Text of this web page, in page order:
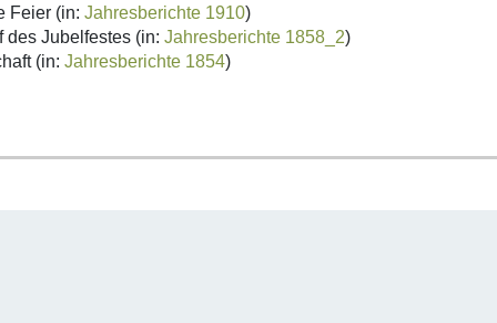
Feier (in: Jahresberichte 1910)
des Jubelfestes (in: Jahresberichte 1858_2)
(in: Jahresberichte 1854)